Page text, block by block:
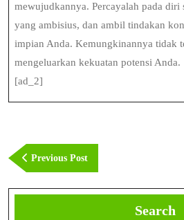
mewujudkannya. Percayalah pada diri
yang ambisius, dan ambil tindakan
impian Anda. Kemungkinannya tidak
mengeluarkan kekuatan potensi Anda.
[ad_2]
navigation
Previous PostPrevious
Post
Search